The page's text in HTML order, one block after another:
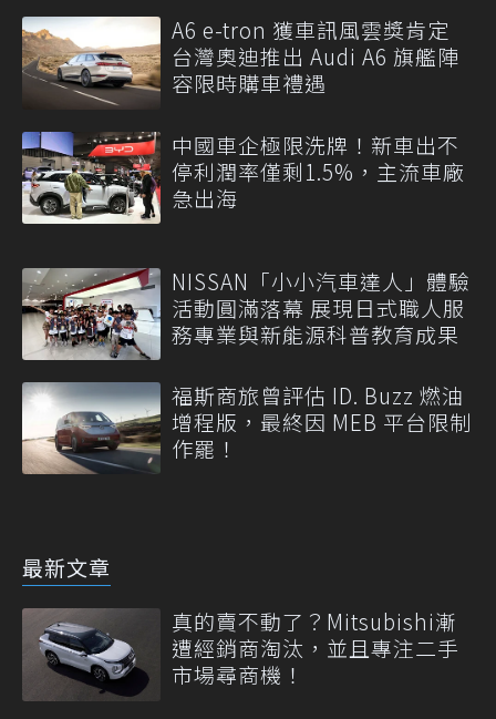
A6 e-tron 獲車訊風雲獎肯定
台灣奧迪推出 Audi A6 旗艦陣
容限時購車禮遇
中國車企極限洗牌！新車出不
停利潤率僅剩1.5%，主流車廠
急出海
NISSAN「小小汽車達人」體驗
活動圓滿落幕 展現日式職人服
務專業與新能源科普教育成果
福斯商旅曾評估 ID. Buzz 燃油
增程版，最終因 MEB 平台限制
作罷！
最新文章
真的賣不動了？Mitsubishi漸
遭經銷商淘汰，並且專注二手
市場尋商機！